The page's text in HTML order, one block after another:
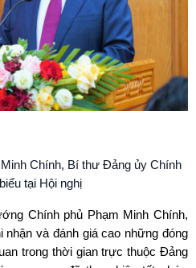
Chính, Bí thư Đảng ủy Chính
tại Hội nghị
Chính phủ Phạm Minh Chính,
và đánh giá cao những đóng
trong thời gian trực thuộc Đảng